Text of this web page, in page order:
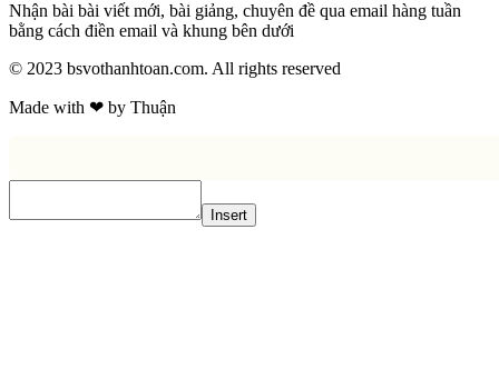
Nhận bài bài viết mới, bài giảng, chuyên đề qua email hàng tuần
bằng cách điền email và khung bên dưới
© 2023 bsvothanhtoan.com. All rights reserved
Made with ❤ by Thuận
Insert